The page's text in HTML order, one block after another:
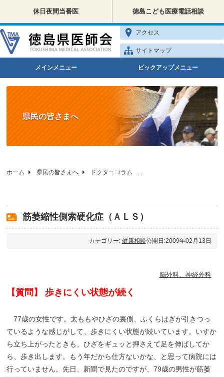
休日夜間当番医 徳島こども医療電話相談
アクセス
サイトマップ
メインメニュー ピックアップメニュー
県民の皆さまへ
ホーム 県民の皆さまへ ドクターコラム
筋萎縮性側索硬化症（ＡＬＳ）
カテゴリー: 健康相談公開日:2009年02月13日
脳外科、神経外科
【質問】 歩きにくい状態が続く
77歳の女性です。太ももやひざの裏側、ふくらはぎが引きつっ
ているような感じがして、歩きにくい状態が続いています。いすか
ら立ち上がったときも、ひざをギュッと押さえて足を伸ばしてか
ら、歩き出します。もう年だから仕方ないかな、と思って病院には
行っていません。先日、新聞で見たのですが、79歳の男性が筋萎